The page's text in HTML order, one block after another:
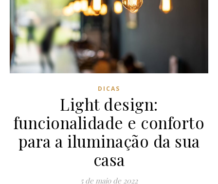
DICAS
Light design:
funcionalidade e conforto
para a iluminação da sua
casa
5 de maio de 2022